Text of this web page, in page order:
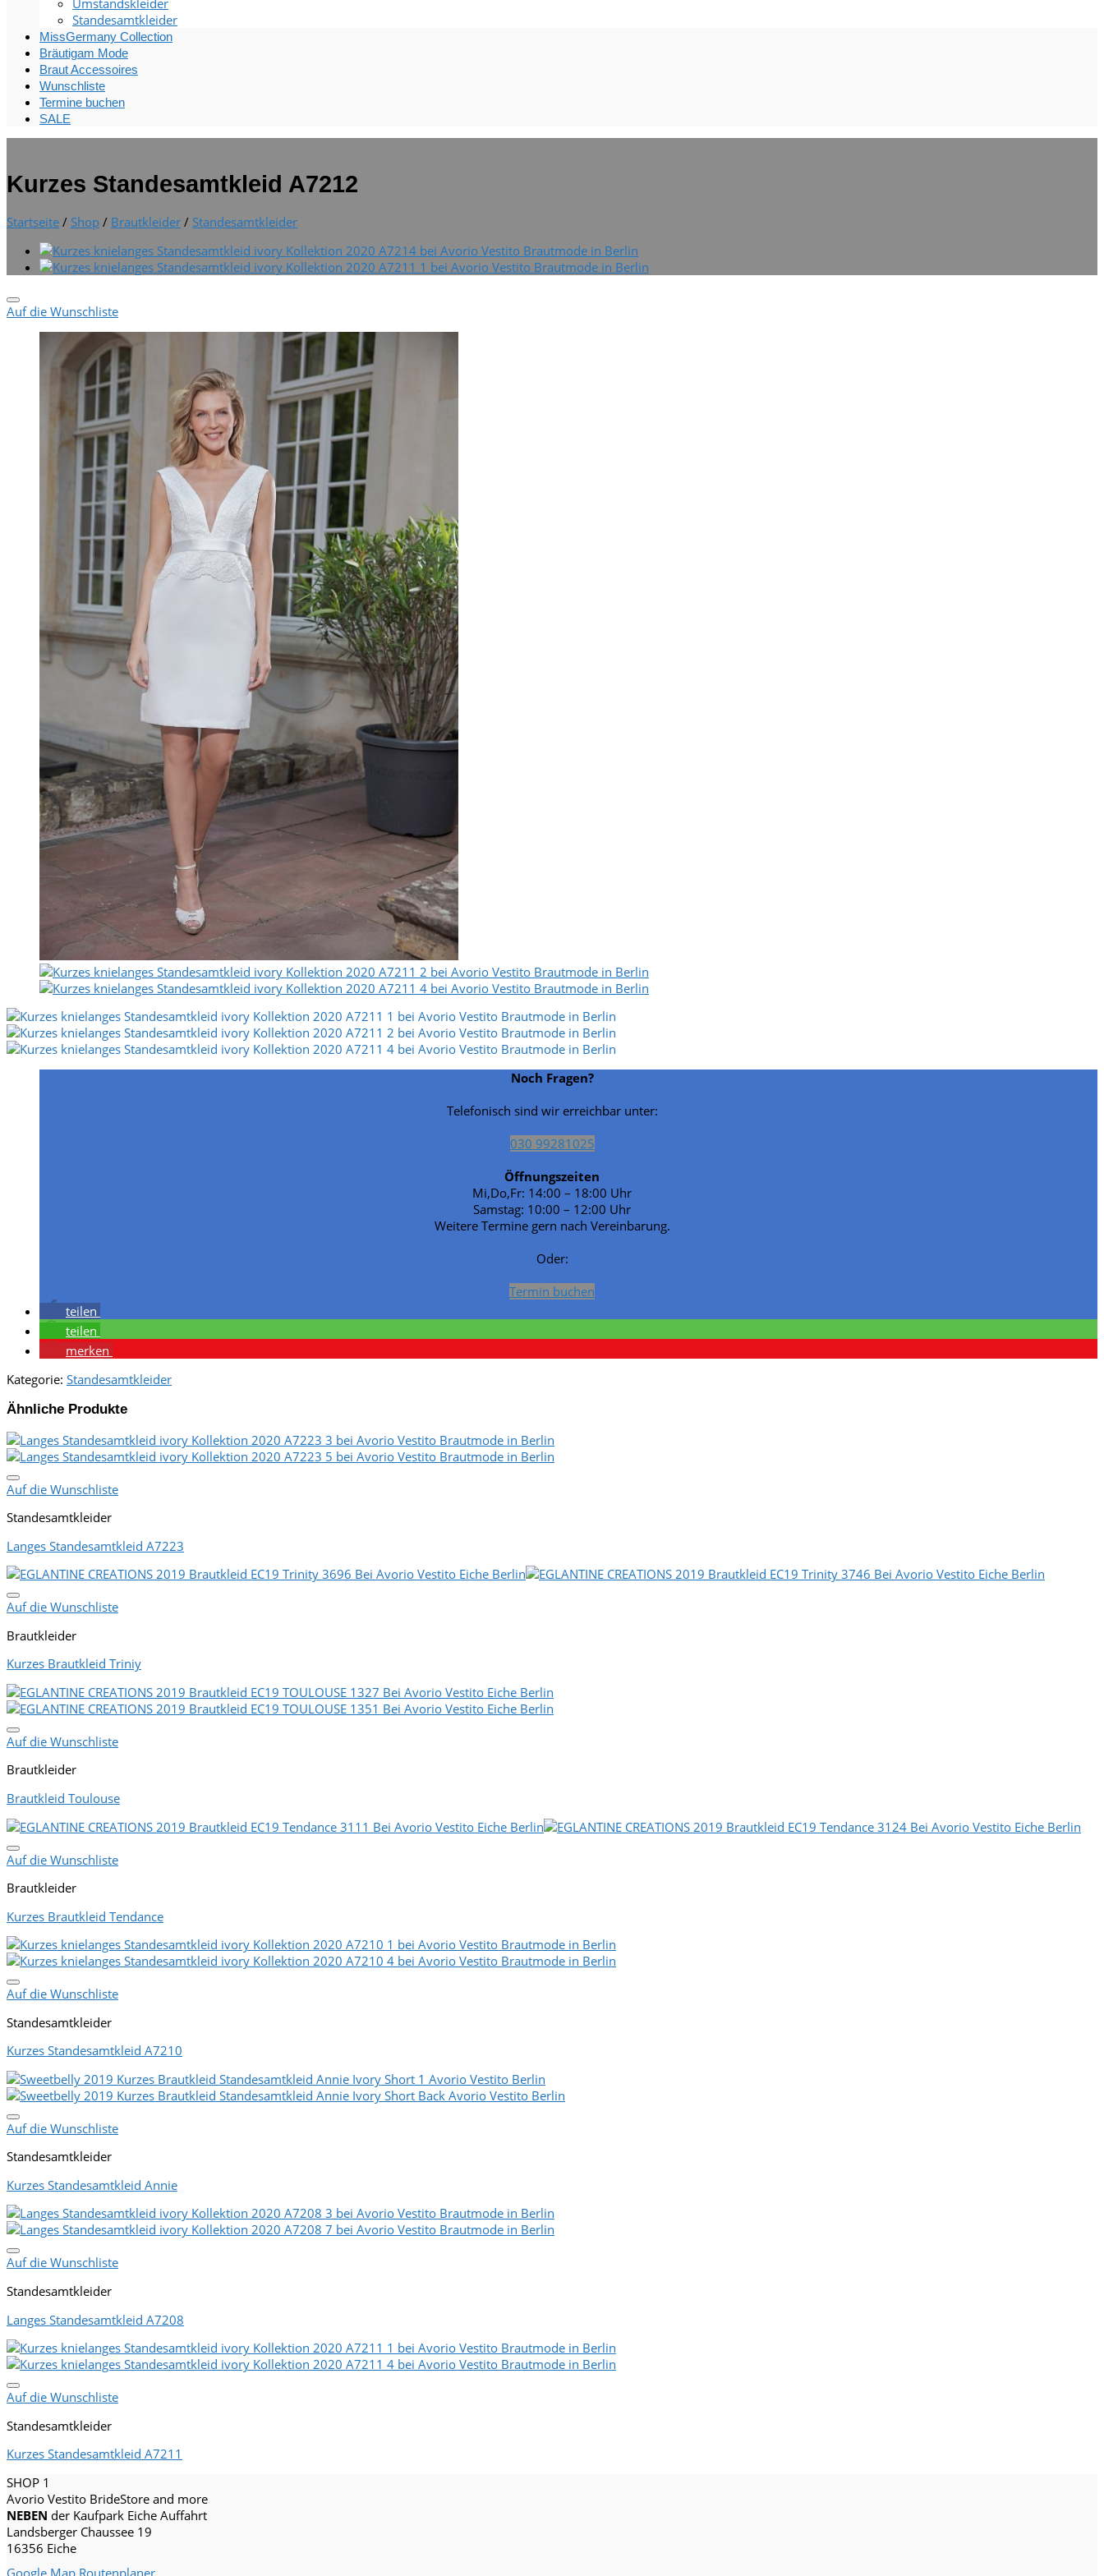
Standesamtkleider
MissGermany Collection
Bräutigam Mode
Braut Accessoires
Wunschliste
Termine buchen
SALE
Kurzes Standesamtkleid A7212
Startseite / Shop / Brautkleider / Standesamtkleider
Auf die Wunschliste
Noch Fragen?
Telefonisch sind wir erreichbar unter:
030 99281025
Öffnungszeiten
Mi,Do,Fr: 14:00 – 18:00 Uhr
Samstag: 10:00 – 12:00 Uhr
Weitere Termine gern nach Vereinbarung.
Oder:
Termin buchen
teilen
teilen
merken
Kategorie: Standesamtkleider
Ähnliche Produkte
Auf die Wunschliste
Standesamtkleider
Langes Standesamtkleid A7223
Auf die Wunschliste
Brautkleider
Kurzes Brautkleid Triniy
Auf die Wunschliste
Brautkleider
Brautkleid Toulouse
Auf die Wunschliste
Brautkleider
Kurzes Brautkleid Tendance
Auf die Wunschliste
Standesamtkleider
Kurzes Standesamtkleid A7210
Auf die Wunschliste
Standesamtkleider
Kurzes Standesamtkleid Annie
Auf die Wunschliste
Standesamtkleider
Langes Standesamtkleid A7208
Auf die Wunschliste
Standesamtkleider
Kurzes Standesamtkleid A7211
SHOP 1
Avorio Vestito BrideStore and more
NEBEN der Kaufpark Eiche Auffahrt
Landsberger Chaussee 19
16356 Eiche
Google Map Routenplaner